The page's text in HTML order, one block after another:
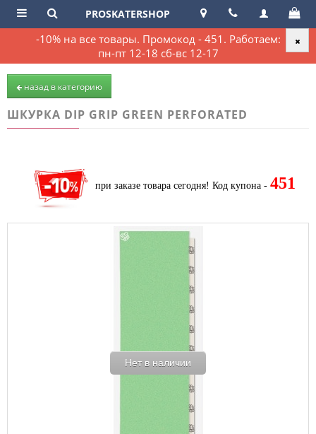
-10% на все товары. Промокод - 451. Работаем:
пн-пт 12-18 сб-вс 12-17
PROSKATERSHOP
назад в категорию
ШКУРКА DIP GRIP GREEN PERFORATED
при заказе товара сегодня! Код купона - 451
Нет в наличии